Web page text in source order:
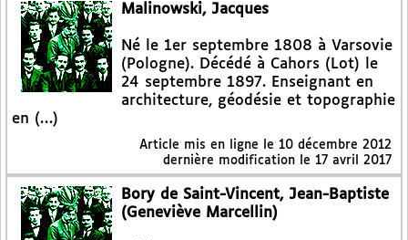
Malinowski, Jacques
Né le 1er septembre 1808 à Varsovie
(Pologne). Décédé à Cahors (Lot) le
24 septembre 1897. Enseignant en
architecture, géodésie et topographie
en (…)
Article mis en ligne le 10 décembre 2012
dernière modification le 17 avril 2017
Bory de Saint-Vincent, Jean-Baptiste
(Geneviève Marcellin)